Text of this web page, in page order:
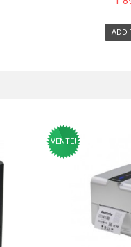
ADD
VENTE!